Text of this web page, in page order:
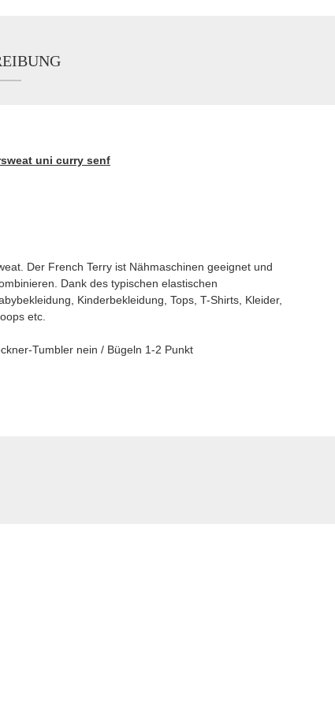
uni curry senf
Der French Terry ist Nähmaschinen geeignet und
Dank des typischen elastischen
Kinderbekleidung, Tops, T-Shirts, Kleider,
etc.
Tumbler nein / Bügeln 1-2 Punkt